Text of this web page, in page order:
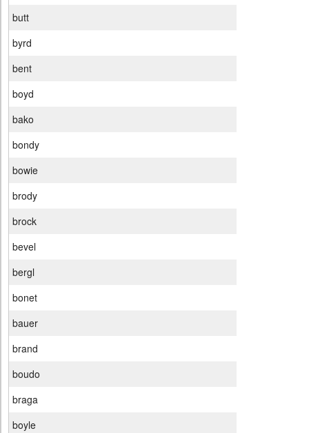
butt
byrd
bent
boyd
bako
bondy
bowie
brody
brock
bevel
bergl
bonet
bauer
brand
boudo
braga
boyle